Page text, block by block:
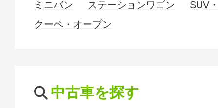
ミニバン
ステーションワゴン
SUV
クーペ・オープン
中古車を探す